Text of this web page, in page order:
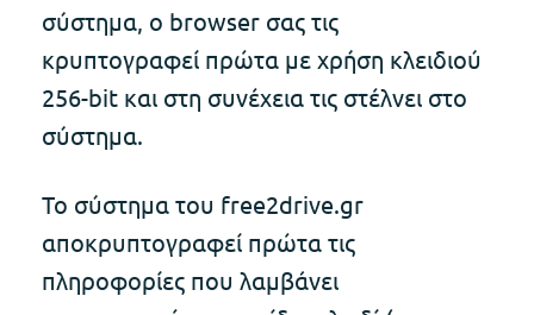
σύστημα, ο browser σας τις
κρυπτογραφεί πρώτα με χρήση κλειδιού
256-bit και στη συνέχεια τις στέλνει στο
σύστημα.
Το σύστημα του free2drive.gr
αποκρυπτογραφεί πρώτα τις
πληροφορίες που λαμβάνει